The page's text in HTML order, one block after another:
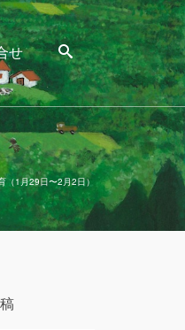
せ
（1月29日〜2月2日）